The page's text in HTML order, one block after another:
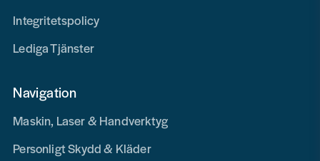
Integritetspolicy
Lediga Tjänster
Navigation
Maskin, Laser & Handverktyg
Personligt Skydd & Kläder